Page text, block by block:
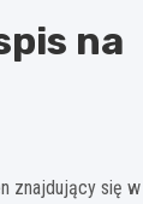
na
znajdujący się